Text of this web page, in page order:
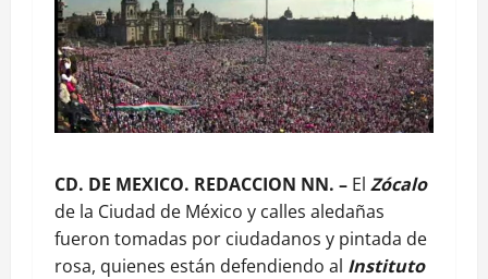
CD. DE MEXICO. REDACCION NN. – El Zócalo
de la Ciudad de México y calles aledañas
fueron tomadas por ciudadanos y pintada de
rosa, quienes están defendiendo al Instituto